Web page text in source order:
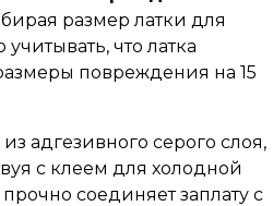
размер латки для
что латка
повреждения на 15
адгезивного серого слоя,
с клеем для холодной
прочно соединяет заплату с